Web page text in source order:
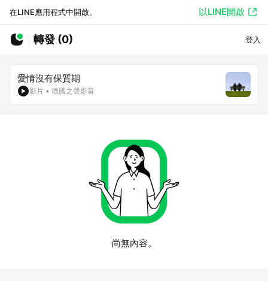
在LINE應用程式中開啟。 以LINE開啟
轉發 (0) 登入
愛情沒有保質期
影片 • 德國之聲影音
尚無內容。